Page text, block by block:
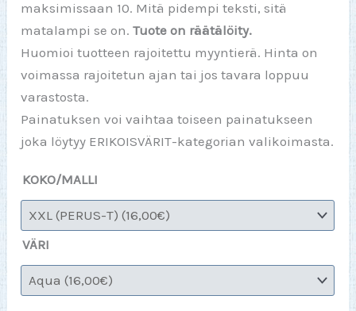
maksimissaan 10. Mitä pidempi teksti, sitä
matalampi se on.Tuote on räätälöity.
Huomioi tuotteen rajoitettu myyntierä. Hinta on
voimassa rajoitetun ajan tai jos tavara loppuu
varastosta.
Painatuksen voi vaihtaa toiseen painatukseen
joka löytyy ERIKOISVÄRIT-kategorian valikoimasta.
KOKO/MALLI
VÄRI